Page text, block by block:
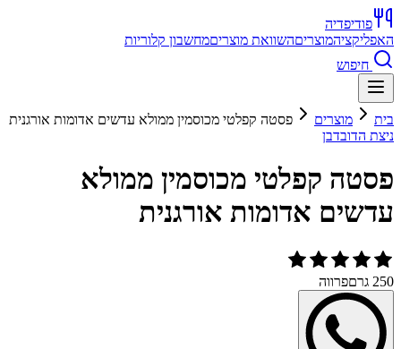
פודיפדיה
האפליקציהמוצריםהשוואת מוצריםמחשבון קלוריות
חיפוש
בית מוצרים
פסטה קפלטי מכוסמין ממולא עדשים אדומות אורגנית
ניצת הדובדבן
פסטה קפלטי מכוסמין ממולא
עדשים אדומות אורגנית
250 גרם פרווה